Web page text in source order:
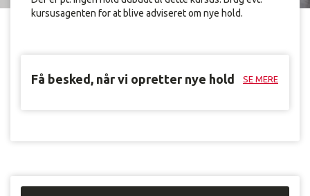
kursusagenten for at blive adviseret om nye hold.
Få besked, når vi opretter nye hold SE MERE